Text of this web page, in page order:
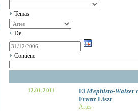
Temas
De
Contiene
12.01.2011 El Mephisto-Walzer
Franz Liszt
Artes